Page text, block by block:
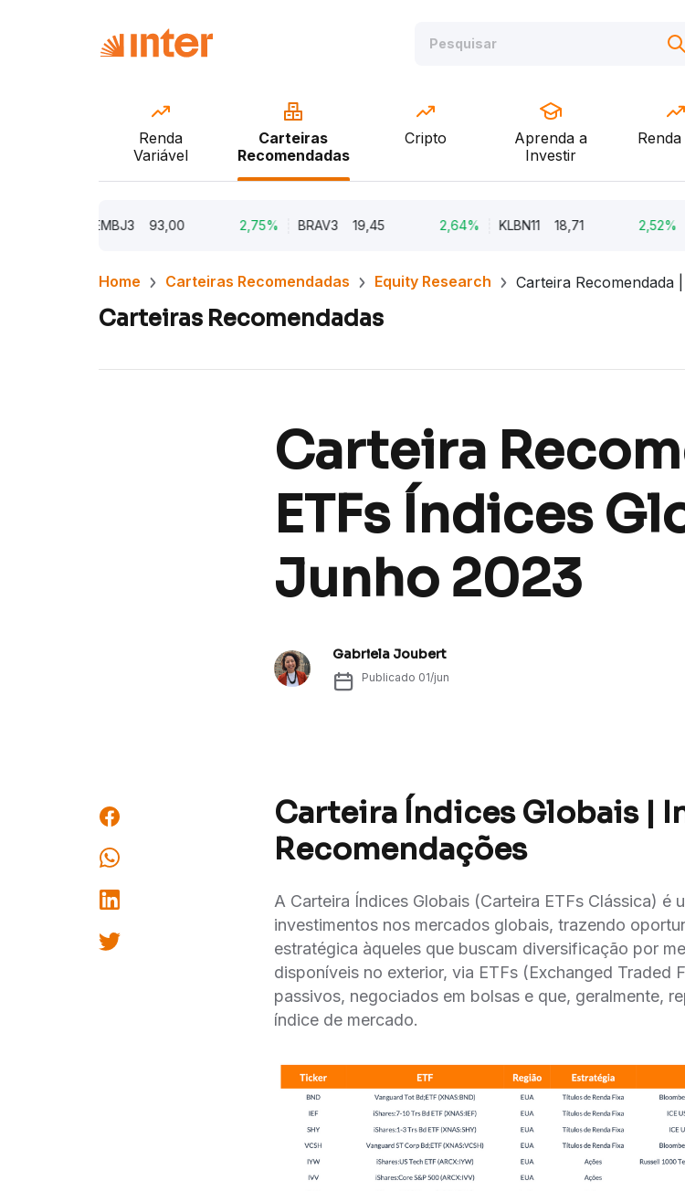
Renda
Variável
Carteiras
Recomendadas
Cripto
Aprenda a
Investir
93,00 BRAV3 19,45 KLBN11 18,71 CSNA3
Home Carteiras Recomendadas Equity Research Carteira Recomendada
Carteiras Recomendadas
Carteira
ETFs Índices
Junho 2023
Gabriela Joubert
Publicado 01/jun
Carteira Índices Globais |
Recomendações
A Carteira Índices Globais (Carteira ETFs Clássica) é
investimentos nos mercados globais, trazendo
estratégica àqueles que buscam diversificação por
disponíveis no exterior, via ETFs (Exchanged Traded
passivos, negociados em bolsas e que, geralmente,
índice de mercado.